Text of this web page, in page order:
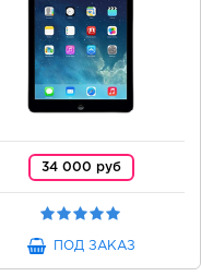
34 000 руб
ПОД ЗАКАЗ